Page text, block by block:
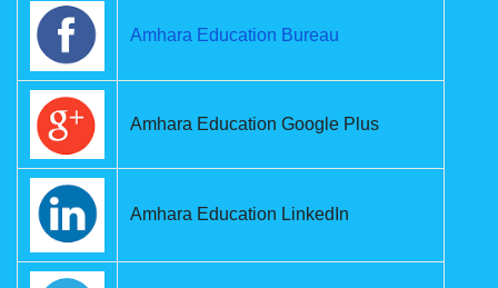
Amhara Education Bureau
Amhara Education Google Plus
Amhara Education LinkedIn